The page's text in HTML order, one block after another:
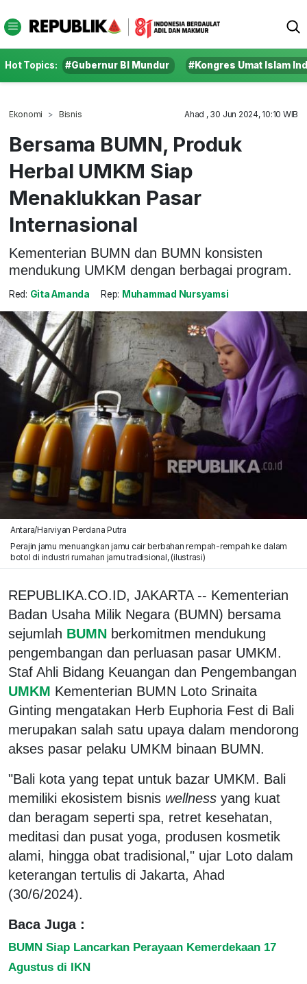
Hot Topics: #Gubernur BI Mundur #Kongres Umat Islam
Ekonomi Bisnis Ahad , 30 Jun 2024, 10:10 WIB
Bersama BUMN, Produk
Herbal UMKM Siap
Menaklukkan Pasar
Internasional
Kementerian BUMN dan BUMN konsisten
mendukung UMKM dengan berbagai program.
Red: Gita Amanda Rep: Muhammad Nursyamsi
Antara/Harviyan Perdana Putra
Perajin jamu menuangkan jamu cair berbahan rempah-rempah ke dalam
botol di industri rumahan jamu tradisional, (ilustrasi)
REPUBLIKA.CO.ID, JAKARTA -- Kementerian
Badan Usaha Milik Negara (BUMN) bersama
sejumlah BUMN berkomitmen mendukung
pengembangan dan perluasan pasar UMKM.
Staf Ahli Bidang Keuangan dan Pengembangan
UMKM Kementerian BUMN Loto Srinaita
Ginting mengatakan Herb Euphoria Fest di Bali
merupakan salah satu upaya dalam mendorong
akses pasar pelaku UMKM binaan BUMN.
"Bali kota yang tepat untuk bazar UMKM. Bali
memiliki ekosistem bisnis wellness yang kuat
dan beragam seperti spa, retret kesehatan,
meditasi dan pusat yoga, produsen kosmetik
alami, hingga obat tradisional," ujar Loto dalam
keterangan tertulis di Jakarta, Ahad
(30/6/2024).
Baca Juga :
BUMN Siap Lancarkan Perayaan Kemerdekaan 17
Agustus di IKN